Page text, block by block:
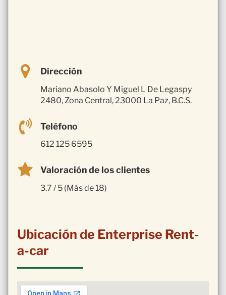
Dirección
Mariano Abasolo Y Miguel L De Legaspy
2480, Zona Central, 23000 La Paz, B.C.S.
Teléfono
612 125 6595
Valoración de los clientes
3.7 / 5 (Más de 18)
Ubicación de Enterprise Rent-
a-car